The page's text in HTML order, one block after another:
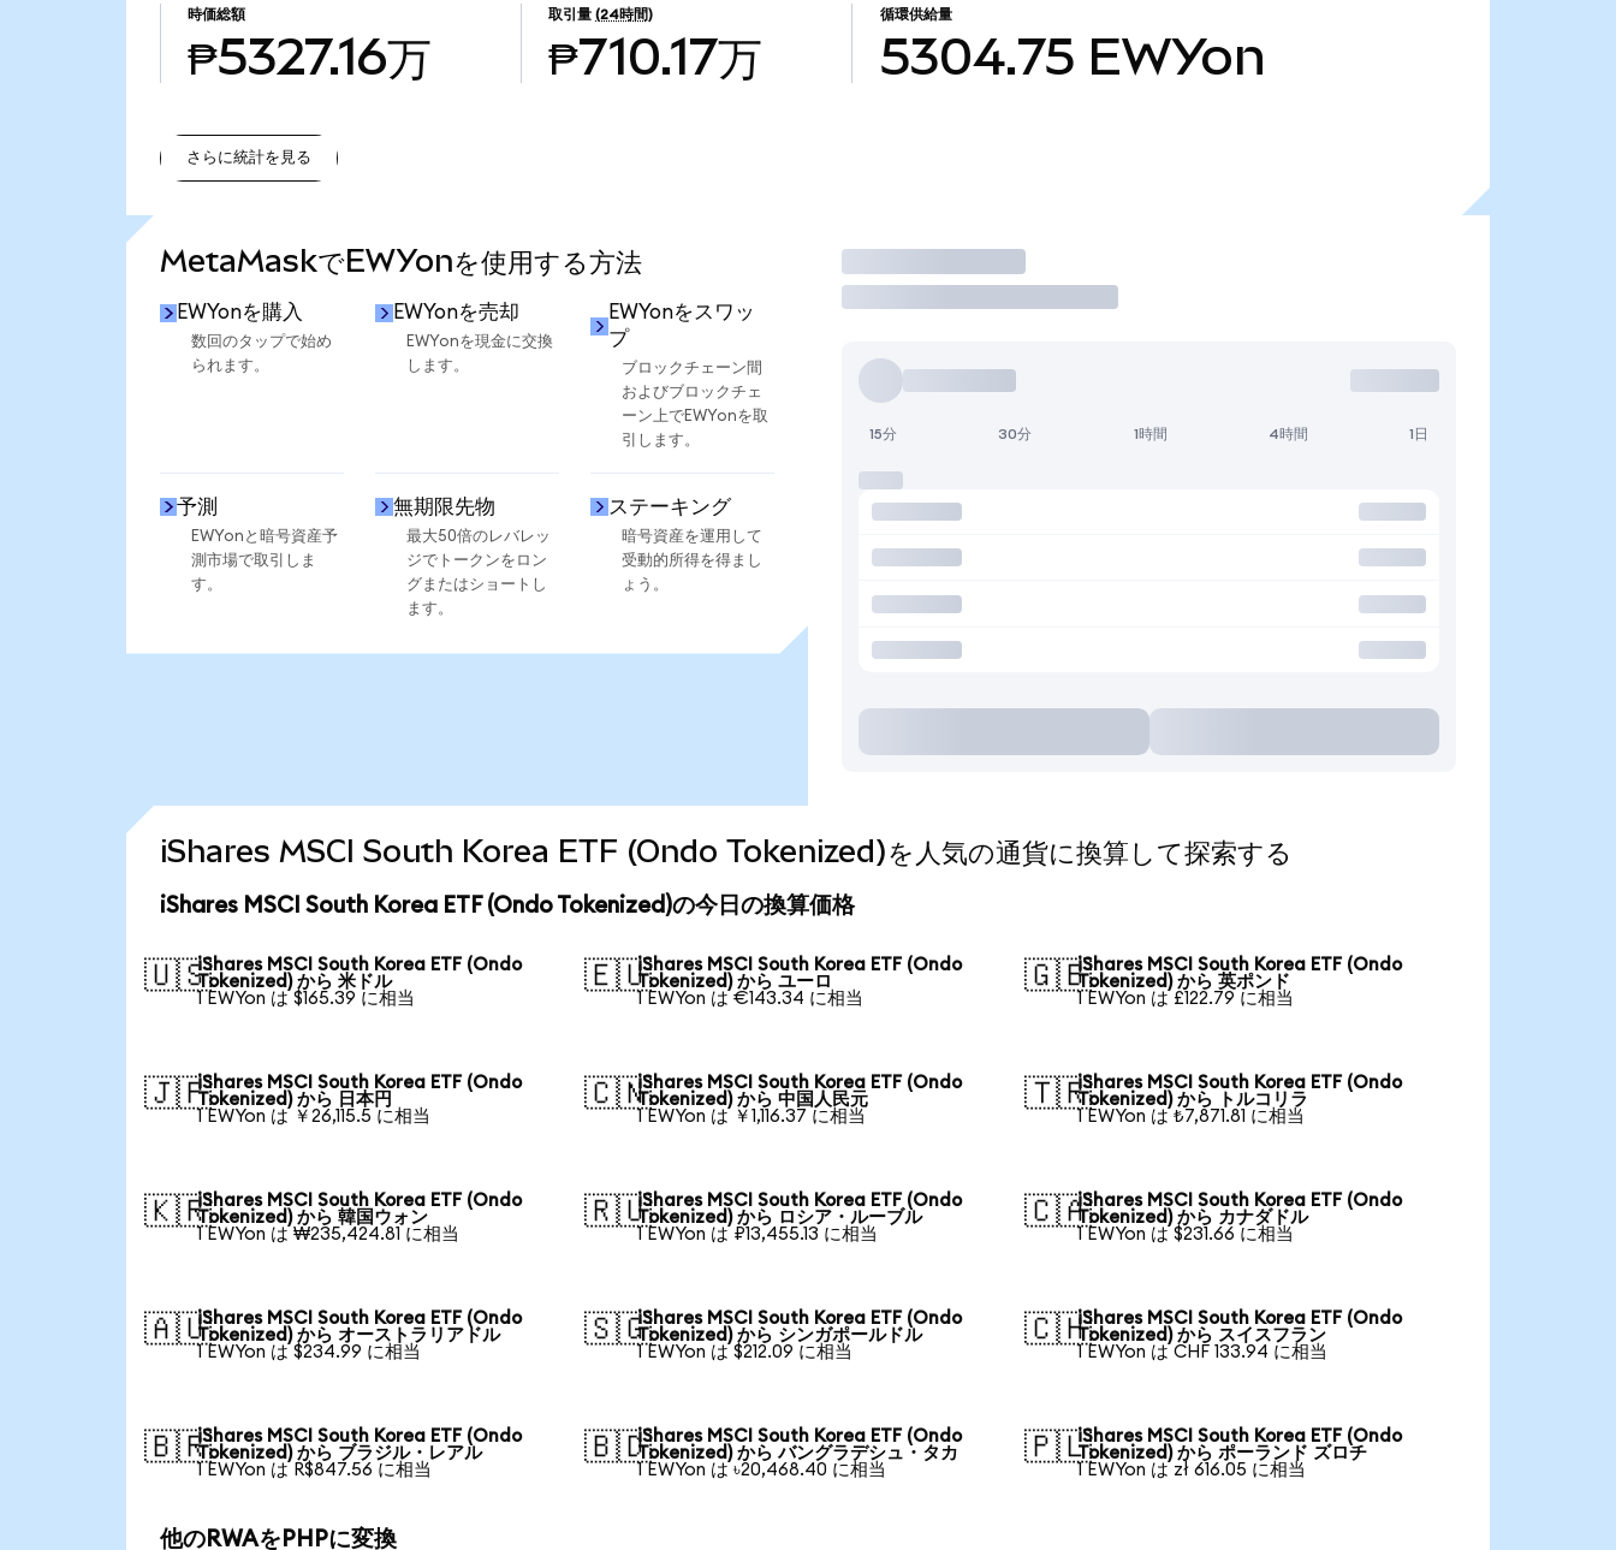
時価総額
₱5327.16万
取引量 (24時間)
₱710.17万
循環供給量
5304.75 EWYon
さらに統計を見る
MetaMaskでEWYonを使用する方法
EWYonを購入
数回のタップで始め
られます。
EWYonを売却
EWYonを現金に交換
します。
EWYonをスワッ
プ
ブロックチェーン間
およびブロックチェ
ーン上でEWYonを取
引します。
予測
EWYonと暗号資産予
測市場で取引しま
す。
無期限先物
最大50倍のレバレッ
ジでトークンをロン
グまたはショートし
ます。
ステーキング
暗号資産を運用して
受動的所得を得まし
ょう。
取引
15分 30分 1時間 4時間 1日
iShares MSCI South Korea ETF (Ondo Tokenized)を人気の通貨に換算して探索する
iShares MSCI South Korea ETF (Ondo Tokenized)の今日の換算価格
🇺🇸iShares MSCI South Korea ETF (Ondo
Tokenized) から 米ドル
1 EWYon は $165.39 に相当
🇪🇺iShares MSCI South Korea ETF (Ondo
Tokenized) から ユーロ
1 EWYon は €143.34 に相当
🇬🇧iShares MSCI South Korea ETF (Ondo
Tokenized) から 英ポンド
1 EWYon は £122.79 に相当
🇯🇵iShares MSCI South Korea ETF (Ondo
Tokenized) から 日本円
1 EWYon は ￥26,115.5 に相当
🇨🇳iShares MSCI South Korea ETF (Ondo
Tokenized) から 中国人民元
1 EWYon は ￥1,116.37 に相当
🇹🇷iShares MSCI South Korea ETF (Ondo
Tokenized) から トルコリラ
1 EWYon は ₺7,871.81 に相当
🇰🇷iShares MSCI South Korea ETF (Ondo
Tokenized) から 韓国ウォン
1 EWYon は ₩235,424.81 に相当
🇷🇺iShares MSCI South Korea ETF (Ondo
Tokenized) から ロシア・ルーブル
1 EWYon は ₽13,455.13 に相当
🇨🇦iShares MSCI South Korea ETF (Ondo
Tokenized) から カナダドル
1 EWYon は $231.66 に相当
🇦🇺iShares MSCI South Korea ETF (Ondo
Tokenized) から オーストラリアドル
1 EWYon は $234.99 に相当
🇸🇬iShares MSCI South Korea ETF (Ondo
Tokenized) から シンガポールドル
1 EWYon は $212.09 に相当
🇨🇭iShares MSCI South Korea ETF (Ondo
Tokenized) から スイスフラン
1 EWYon は CHF 133.94 に相当
🇧🇷iShares MSCI South Korea ETF (Ondo
Tokenized) から ブラジル・レアル
1 EWYon は R$847.56 に相当
🇧🇩iShares MSCI South Korea ETF (Ondo
Tokenized) から バングラデシュ・タカ
1 EWYon は ৳20,468.40 に相当
🇵🇱iShares MSCI South Korea ETF (Ondo
Tokenized) から ポーランド ズロチ
1 EWYon は zł 616.05 に相当
他のRWAをPHPに変換